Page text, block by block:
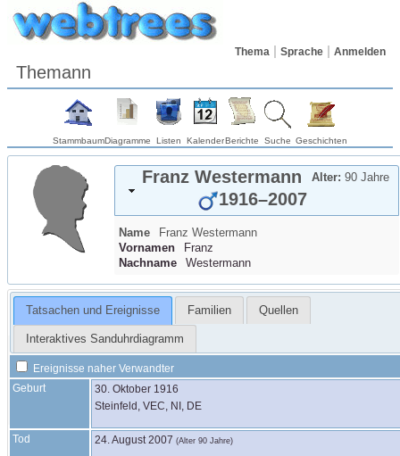
Thema Sprache Anmelden
Themann
StammbaumDiagramme Listen KalenderBerichte Suche Geschichten
Franz Westermann Alter: 90 Jahre
1916–2007
Name Franz Westermann
Vornamen
Franz
Nachname
Westermann
Tatsachen und Ereignisse Familien Quellen
Interaktives Sanduhrdiagramm
Ereignisse naher Verwandter
Geburt
30. Oktober 1916
Steinfeld, VEC, NI, DE
Tod 24. August 2007 (Alter 90 Jahre)